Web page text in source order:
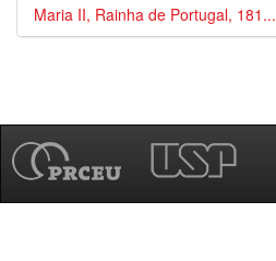
Maria II, Rainha de Portugal, 181...